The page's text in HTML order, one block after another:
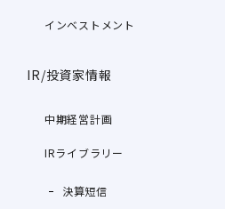
インベストメント
IR/投資家情報
中期経営計画
IRライブラリー
決算短信